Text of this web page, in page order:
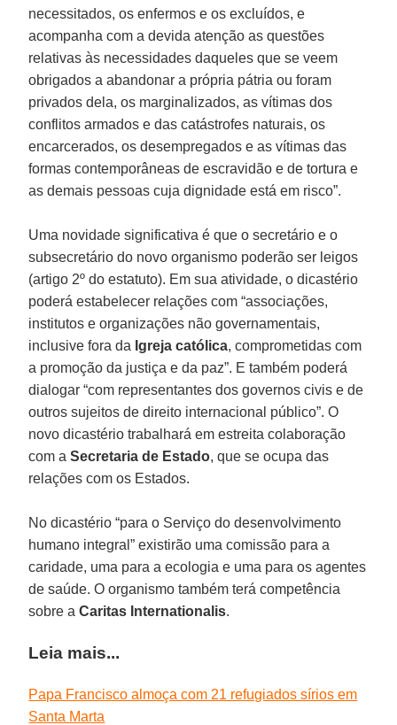
necessitados, os enfermos e os excluídos, e
acompanha com a devida atenção as questões
relativas às necessidades daqueles que se veem
obrigados a abandonar a própria pátria ou foram
privados dela, os marginalizados, as vítimas dos
conflitos armados e das catástrofes naturais, os
encarcerados, os desempregados e as vítimas das
formas contemporâneas de escravidão e de tortura e
as demais pessoas cuja dignidade está em risco”.
Uma novidade significativa é que o secretário e o
subsecretário do novo organismo poderão ser leigos
(artigo 2º do estatuto). Em sua atividade, o dicastério
poderá estabelecer relações com “associações,
institutos e organizações não governamentais,
inclusive fora da Igreja católica, comprometidas com
a promoção da justiça e da paz”. E também poderá
dialogar “com representantes dos governos civis e de
outros sujeitos de direito internacional público”. O
novo dicastério trabalhará em estreita colaboração
com aSecretaria de Estado, que se ocupa das
relações com os Estados.
No dicastério “para o Serviço do desenvolvimento
humano integral” existirão uma comissão para a
caridade, uma para a ecologia e uma para os agentes
de saúde. O organismo também terá competência
sobre aCaritas Internationalis.
Leia mais...
Papa Francisco almoça com 21 refugiados sírios em
Santa Marta